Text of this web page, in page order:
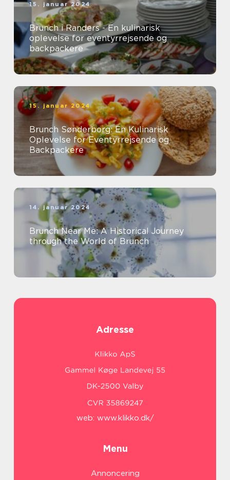
15. januar 2024
Brunch i Randers - En kulinarisk
oplevelse for eventyrrejsende og
backpackere
15. januar 2024
Brunch Sønderborg: En Kulinarisk
Oplevelse for Eventyrrejsende og
Backpackere
14. januar 2024
Brunch Near Me: A Historical Journey
through the World of Brunch
Adresse
web: www.klikko.dk/
Menu
Annoncering